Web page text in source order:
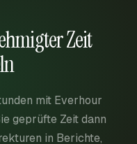
Zeit
mit Everhour
geprüfte Zeit dann
in Berichte,